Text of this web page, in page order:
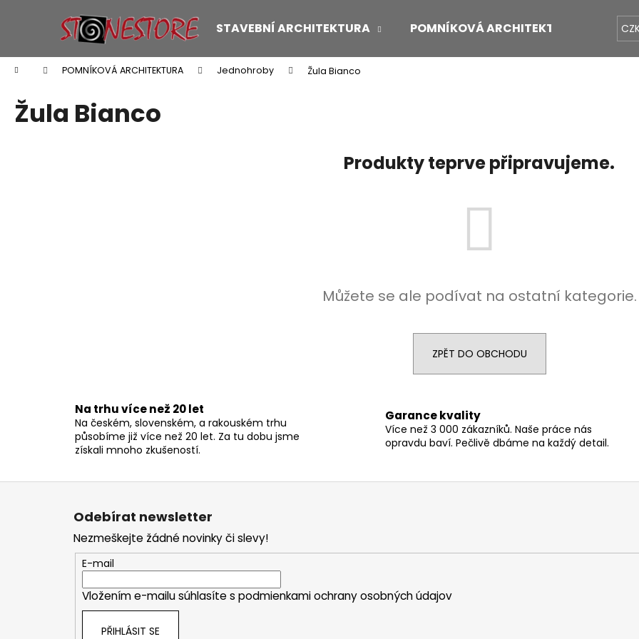
STAVEBNÍ ARCHITEKTURA POMNÍKOVÁ ARCHITEKTURA O
Domů POMNÍKOVÁ ARCHITEKTURA Jednohroby Žula Bianco
Žula Bianco
Produkty teprve připravujeme.
Můžete se ale podívat na ostatní kategorie.
ZPĚT DO OBCHODU
Na trhu více než 20 let
Na českém, slovenském, a rakouském trhu
působíme již více než 20 let. Za tu dobu jsme
získali mnoho zkušeností.
Garance kvality
Více než 3 000 zákazníků. Naše práce nás
opravdu baví. Pečlivě dbáme na každý detail.
í
Zpět
do
obchodu
Zpět
do
obchodu
Co potřebujete najít?
Z
Odebírat newsletter
Nezmeškejte žádné novinky či slevy!
E-mail
Vložením e-mailu súhlasíte s podmienkami ochrany osobných údajov
PŘIHLÁSIT SE